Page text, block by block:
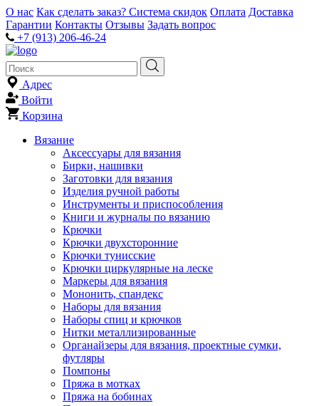
О нас Как сделать заказ? Система скидок Оплата Доставка
Гарантии Контакты Отзывы Задать вопрос
+7 (913) 206-46-24
Адрес
Войти
Корзина
Вязание
Аксессуары для вязания
Бирки, нашивки
Заготовки для вязания
Изделия ручной работы
Инструменты и приспособления
Книги и журналы по вязанию
Крючки
Крючки двухсторонние
Крючки тунисские
Крючки циркулярные на леске
Маркеры для вязания
Мононить, спандекс
Наборы для вязания
Наборы спиц и крючков
Нитки металлизированные
Органайзеры для вязания, проектные сумки,
футляры
Помпоны
Пряжа в мотках
Пряжа на бобинах